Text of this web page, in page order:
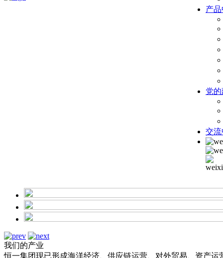
产
党
交
我们的产业
恒一集团现已形成海洋经济、供应链运营、对外贸易、资产运